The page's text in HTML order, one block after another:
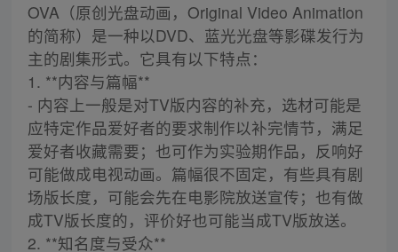
OVA（原创光盘动画，Original Video Animation
的简称）是一种以DVD、蓝光光盘等影碟发行为
主的剧集形式。它具有以下特点：
1. **内容与篇幅**
- 内容上一般是对TV版内容的补充，选材可能是
应特定作品爱好者的要求制作以补完情节，满足
爱好者收藏需要；也可作为实验期作品，反响好
可能做成电视动画。篇幅很不固定，有些具有剧
场版长度，可能会先在电影院放送宣传；也有做
成TV版长度的，评价好也可能当成TV版放送。
2. **知名度与受众**